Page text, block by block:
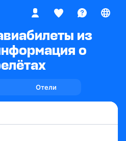
из
о
Отели